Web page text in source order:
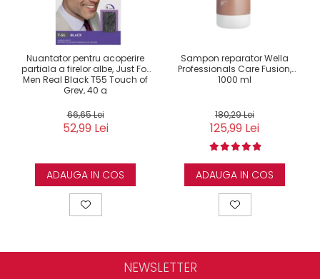
Nuantator pentru acoperire
partiala a firelor albe, Just For
Men Real Black T55 Touch of
Grey, 40 g
66,65 Lei
52,99 Lei
ADAUGA IN COS
Sampon reparator Wella
Professionals Care Fusion,
1000 ml
180,29 Lei
125,99 Lei
ADAUGA IN COS
NEWSLETTER